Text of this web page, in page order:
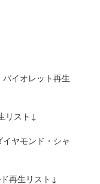
イオレット再生
リスト↓
ヤモンド・シャ
再生リスト↓